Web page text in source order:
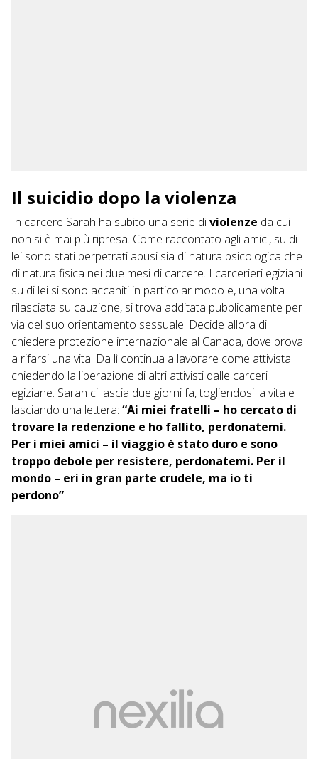
Il suicidio dopo la violenza
In carcere Sarah ha subito una serie diviolenze da cui
non si è mai più ripresa. Come raccontato agli amici, su di
lei sono stati perpetrati abusi sia di natura psicologica che
di natura fisica nei due mesi di carcere. I carcerieri egiziani
su di lei si sono accaniti in particolar modo e, una volta
rilasciata su cauzione, si trova additata pubblicamente per
via del suo orientamento sessuale. Decide allora di
chiedere protezione internazionale al Canada, dove prova
a rifarsi una vita. Da lì continua a lavorare come attivista
chiedendo la liberazione di altri attivisti dalle carceri
egiziane. Sarah ci lascia due giorni fa, togliendosi la vita e
lasciando una lettera: “Ai miei fratelli – ho cercato di
trovare la redenzione e ho fallito, perdonatemi.
Per i miei amici – il viaggio è stato duro e sono
troppo debole per resistere, perdonatemi. Per il
mondo – eri in gran parte crudele, ma io ti
perdono”.